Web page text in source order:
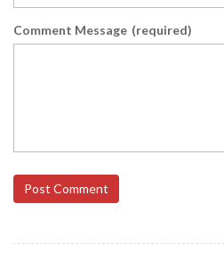
Comment Message (required)
Post Comment